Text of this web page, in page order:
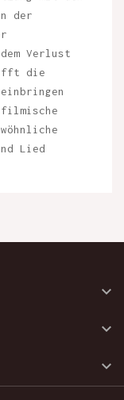
der
Verlust
die
Lied


